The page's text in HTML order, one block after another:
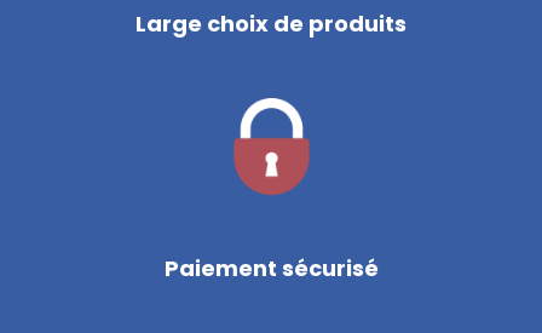
Large choix de produits
Paiement sécurisé